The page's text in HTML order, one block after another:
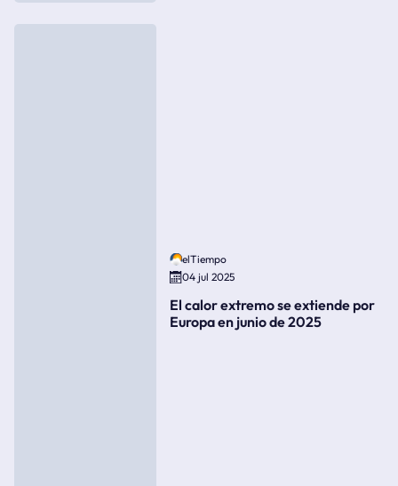
elTiempo
04 jul 2025
El calor extremo se extiende por
Europa en junio de 2025